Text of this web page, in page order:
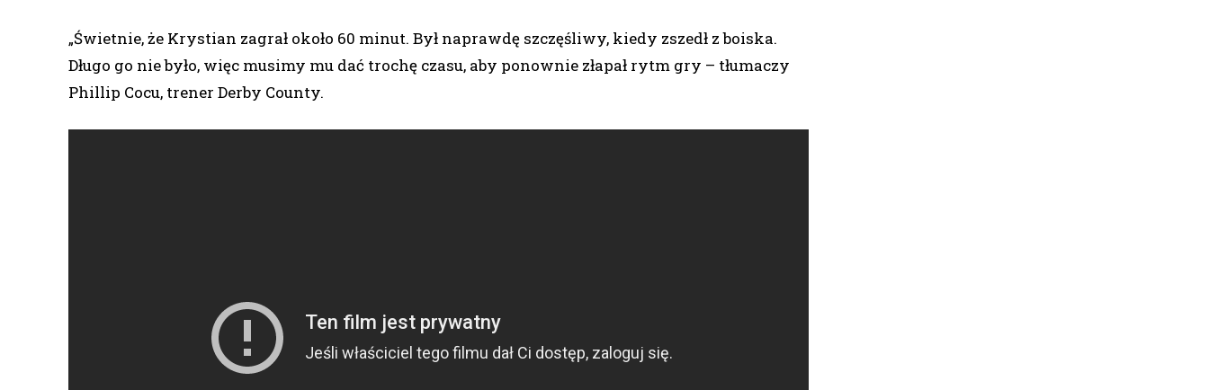
„Świetnie, że Krystian zagrał około 60 minut. Był naprawdę szczęśliwy, kiedy zszedł z boiska.
Długo go nie było, więc musimy mu dać trochę czasu, aby ponownie złapał rytm gry – tłumaczy
Phillip Cocu, trener Derby County.